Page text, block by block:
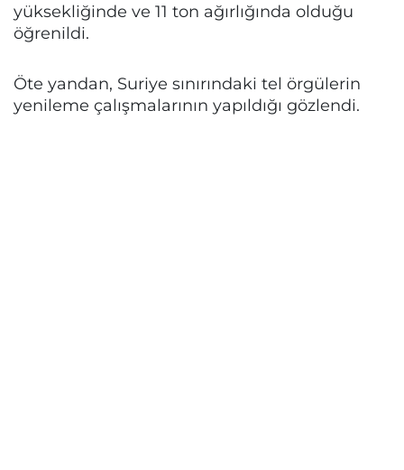
yüksekliğinde ve 11 ton ağırlığında olduğu
öğrenildi.
Öte yandan, Suriye sınırındaki tel örgülerin
yenileme çalışmalarının yapıldığı gözlendi.